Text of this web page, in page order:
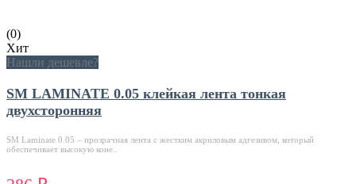
(0)
Хит
Нашли дешевле?
SM LAMINATE 0.05 клейкая лента тонкая
двухсторонняя
SM Laminate 0.05 – прозрачная лента с жестким акриловым адгезивом, который
обеспечивает высокую коне..